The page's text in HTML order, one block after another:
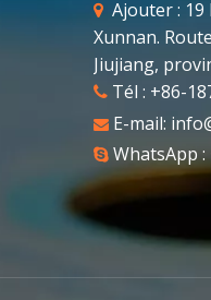
 Ajouter : 19
Xunnan.
Jiujiang,
 Tél : +86-
 E-mail:
 WhatsApp :